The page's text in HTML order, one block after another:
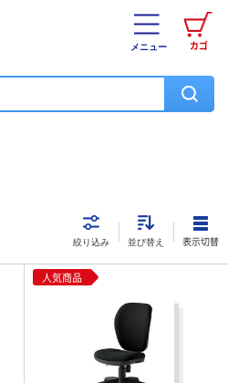
カゴ
メニュー
絞り込み 並び替え 表示切替
人気商品